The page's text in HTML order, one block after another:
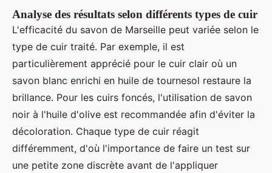
Analyse des résultats selon différents types de cuir
L'efficacité du savon de Marseille peut variée selon le
type de cuir traité. Par exemple, il est
particulièrement apprécié pour le cuir clair où un
savon blanc enrichi en huile de tournesol restaure la
brillance. Pour les cuirs foncés, l'utilisation de savon
noir à l'huile d'olive est recommandée afin d'éviter la
décoloration. Chaque type de cuir réagit
différemment, d'où l'importance de faire un test sur
une petite zone discrète avant de l'appliquer